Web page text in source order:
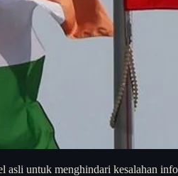
untuk menghindari kesalahan